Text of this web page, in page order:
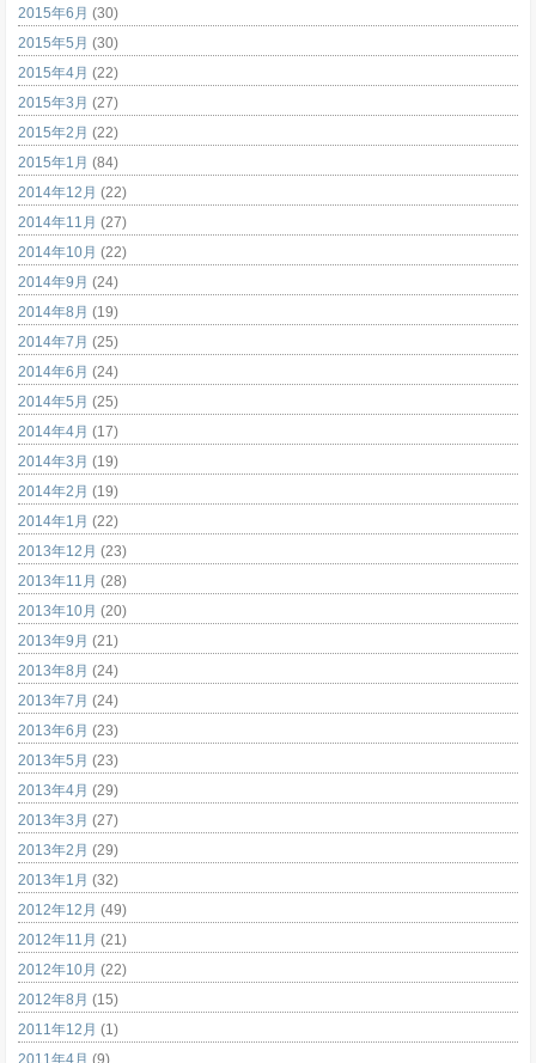
2015年6月 (30)
2015年5月 (30)
2015年4月 (22)
2015年3月 (27)
2015年2月 (22)
2015年1月 (84)
2014年12月 (22)
2014年11月 (27)
2014年10月 (22)
2014年9月 (24)
2014年8月 (19)
2014年7月 (25)
2014年6月 (24)
2014年5月 (25)
2014年4月 (17)
2014年3月 (19)
2014年2月 (19)
2014年1月 (22)
2013年12月 (23)
2013年11月 (28)
2013年10月 (20)
2013年9月 (21)
2013年8月 (24)
2013年7月 (24)
2013年6月 (23)
2013年5月 (23)
2013年4月 (29)
2013年3月 (27)
2013年2月 (29)
2013年1月 (32)
2012年12月 (49)
2012年11月 (21)
2012年10月 (22)
2012年8月 (15)
2011年12月 (1)
2011年4月 (9)